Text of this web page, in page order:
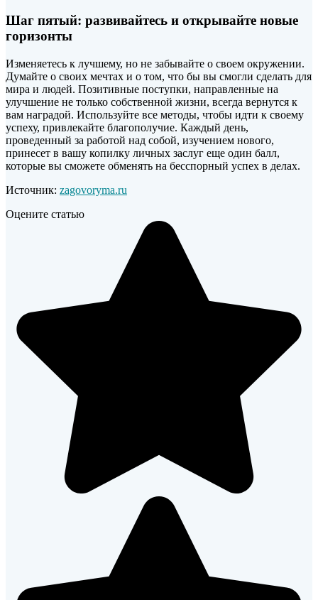
Шаг пятый: развивайтесь и открывайте новые
горизонты
Изменяетесь к лучшему, но не забывайте о своем окружении.
Думайте о своих мечтах и о том, что бы вы смогли сделать для
мира и людей. Позитивные поступки, направленные на
улучшение не только собственной жизни, всегда вернутся к
вам наградой. Используйте все методы, чтобы идти к своему
успеху, привлекайте благополучие. Каждый день,
проведенный за работой над собой, изучением нового,
принесет в вашу копилку личных заслуг еще один балл,
которые вы сможете обменять на бесспорный успех в делах.
Источник: zagovoryma.ru
Оцените статью